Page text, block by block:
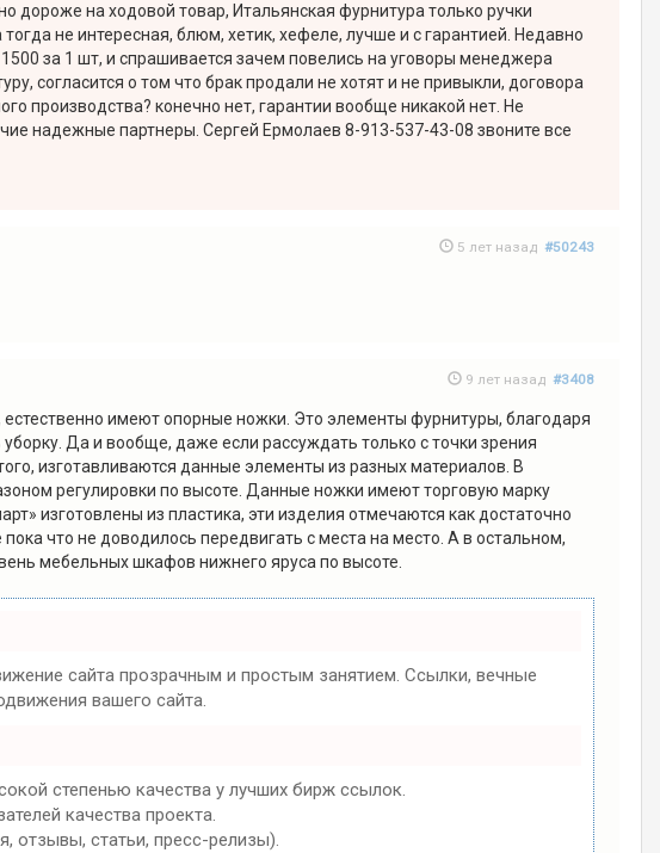
дороже на ходовой товар, Итальянская фурнитура только ручки
не интересная, блюм, хетик, хефеле, лучше и с гарантией. Недавно
за 1 шт, и спрашивается зачем повелись на уговоры менеджера
согласится о том что брак продали не хотят и не привыкли, договора
производства? конечно нет, гарантии вообще никакой нет. Не
надежные партнеры. Сергей Ермолаев 8-913-537-43-08 звоните все
5 лет назад #50243
9 лет назад #3408
имеют опорные ножки. Это элементы фурнитуры, благодаря
Да и вообще, даже если рассуждать только с точки зрения
изготавливаются данные элементы из разных материалов. В
регулировки по высоте. Данные ножки имеют торговую марку
изготовлены из пластика, эти изделия отмечаются как достаточно
что не доводилось передвигать с места на место. А в остальном,
мебельных шкафов нижнего яруса по высоте.
сайта прозрачным и простым занятием. Ссылки, вечные
вашего сайта.
степенью качества у лучших бирж ссылок.
качества проекта.
отзывы, статьи, пресс-релизы).